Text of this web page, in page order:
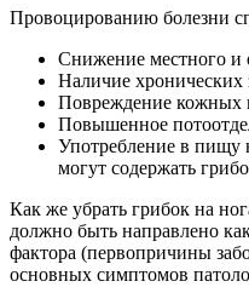
Провоцированию болезни
Снижение местного и
Наличие хронических
Повреждение кожных
Повышенное
Употребление в пищу
могут содержать
Как же убрать грибок на
должно быть направлено
фактора (первопричины
основных симптомов